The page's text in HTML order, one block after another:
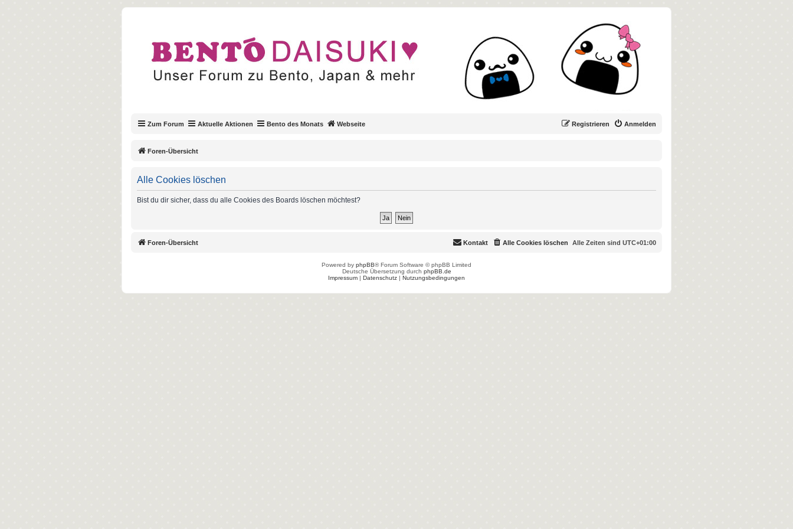
Zum Forum Aktuelle Aktionen Bento des Monats Webseite Anmelden
Registrieren
Foren-Übersicht
Alle Cookies löschen
Bist du dir sicher, dass du alle Cookies des Boards löschen möchtest?
Foren-Übersicht Alle Zeiten sind UTC+01:00
Alle Cookies löschen
Kontakt
Powered by phpBB® Forum Software © phpBB Limited
Deutsche Übersetzung durch phpBB.de
Impressum | Datenschutz | Nutzungsbedingungen